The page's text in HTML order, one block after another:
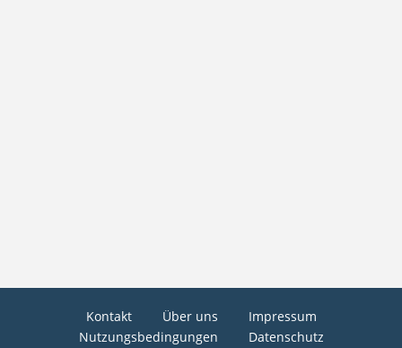
Kontakt Über uns
Impressum
Nutzungsbedingungen
Datenschutz